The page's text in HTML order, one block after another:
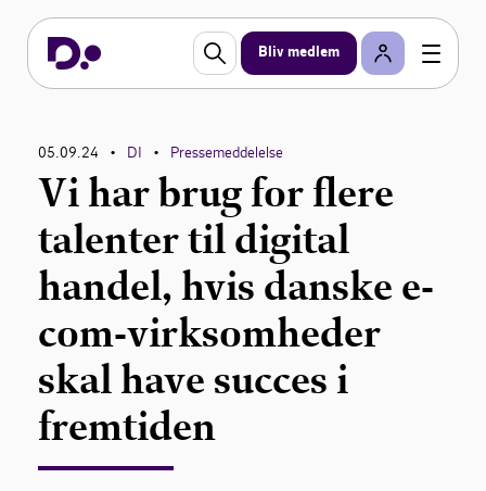
Bliv medlem
05.09.24 • DI • Pressemeddelelse
Vi har brug for flere
talenter til digital
handel, hvis danske e-
com-virksomheder
skal have succes i
fremtiden